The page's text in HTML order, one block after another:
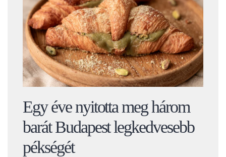
Egy éve nyitotta meg három
barát Budapest legkedvesebb
pékségét